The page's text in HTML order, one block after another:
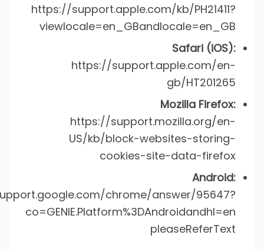
https://support.apple.com/kb/PH21411?
viewlocale=en_GBandlocale=en_GB
Safari (iOS):
https://support.apple.com/en-
gb/HT201265
Mozilla Firefox:
https://support.mozilla.org/en-
US/kb/block-websites-storing-
cookies-site-data-firefox
Android:
chrome/answer/95647?
co=GENIE.Platform%3DAndroidandhl=en
pleaseReferText